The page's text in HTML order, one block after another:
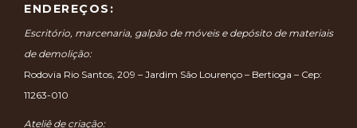
ENDEREÇOS:
Escritório, marcenaria, galpão de móveis e depósito de materiais
de demolição:
Rodovia Rio Santos, 209 – Jardim São Lourenço – Bertioga – Cep:
11263-010
Ateliê de criação: